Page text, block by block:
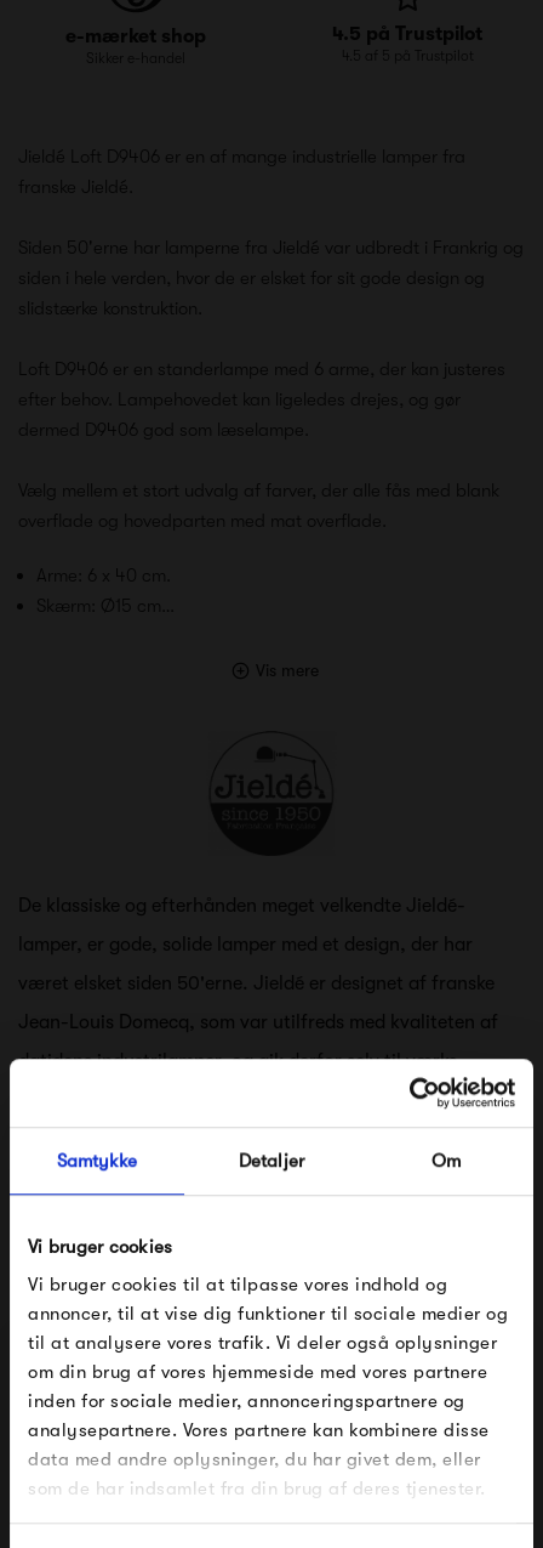
Samtykke Detaljer Om
Vi bruger cookies
Vi bruger cookies til at tilpasse vores indhold og
annoncer, til at vise dig funktioner til sociale medier og
til at analysere vores trafik. Vi deler også oplysninger
om din brug af vores hjemmeside med vores partnere
inden for sociale medier, annonceringspartnere og
analysepartnere. Vores partnere kan kombinere disse
data med andre oplysninger, du har givet dem, eller
som de har indsamlet fra din brug af deres tjenester.
e-mærket shop
Sikker e-handel
4.5 på Trustpilot
4.5 af 5 på Trustpilot
Jieldé Loft D9406 er en af mange industrielle lamper fra
franske Jieldé.
Siden 50'erne har lamperne fra Jieldé var udbredt i Frankrig og
siden i hele verden, hvor de er elsket for sit gode design og
slidstærke konstruktion.
Loft D9406 er en standerlampe med 6 arme, der kan justeres
efter behov. Lampehovedet kan ligeledes drejes, og gør
dermed D9406 god som læselampe.
Vælg mellem et stort udvalg af farver, der alle fås med blank
overflade og hovedparten med mat overflade.
Arme: 6 x 40 cm.
Skærm: Ø15 cm…
Vis mere
De klassiske og efterhånden meget velkendte Jieldé-
lamper, er gode, solide lamper med et design, der har
været elsket siden 50'erne. Jieldé er designet af franske
Jean-Louis Domecq, som var utilfreds med kvaliteten af
datidens industrilamper, og gik derfor selv til værks.
kendetegnet ved dets brede udvalg af farver og
lampe. I dag produceres lamperne stadig i Frankrig, hvor
de er håndlavet i byen Lyon.
Se alle varer fra Jieldé
Produkter fra samme kategori
FÅ 10% PÅ DIN NÆSTE ORDRE
Indtast din e-mail, så sender vi rabatkoden til dig på
mail. Minimumsbeløb er 499 kr. for at indløse
rabatten.
Gælder ikke på produkter fra Fermob, File Under